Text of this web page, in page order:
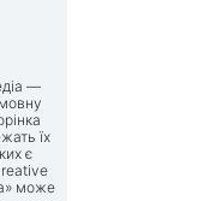
—
їх
є
може